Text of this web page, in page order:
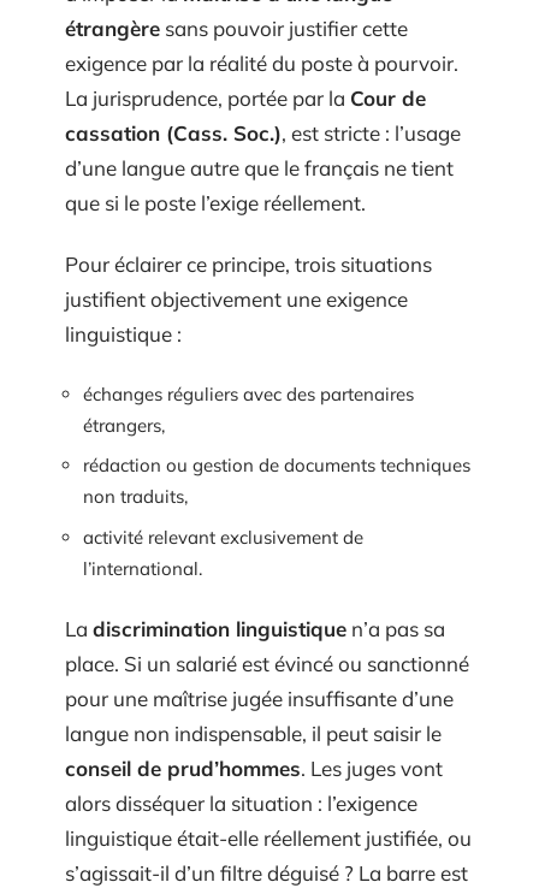
étrangère sans pouvoir justifier cette
exigence par la réalité du poste à pourvoir.
La jurisprudence, portée par la Cour de
cassation (Cass. Soc.), est stricte : l’usage
d’une langue autre que le français ne tient
que si le poste l’exige réellement.
Pour éclairer ce principe, trois situations
justifient objectivement une exigence
linguistique :
échanges réguliers avec des partenaires
étrangers,
rédaction ou gestion de documents techniques
non traduits,
activité relevant exclusivement de
l’international.
La discrimination linguistique n’a pas sa
place. Si un salarié est évincé ou sanctionné
pour une maîtrise jugée insuffisante d’une
langue non indispensable, il peut saisir le
conseil de prud’hommes. Les juges vont
alors disséquer la situation : l’exigence
linguistique était-elle réellement justifiée, ou
s’agissait-il d’un filtre déguisé ? La barre est